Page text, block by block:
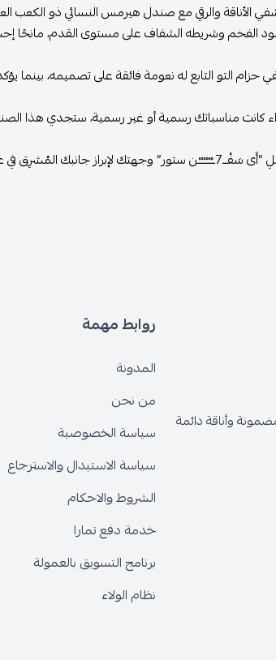
الأناقة والرقي مع صندل هيرمس النسائي ذو الكعب
الفخم وشريطه الشفاف على مستوى القدم، مانحًا
حزام التو التابع له نعومة فائقة على تصميمه،
كانت مناسباتك رسمية أو غير رسمية، ستجدي هذا
ستور” وجهتك لإبراز جانبك المُشرِق في عالَم الموضَة.
وأناقة دائمة
روابط مهمة
المدونة
من نحن
سياسة الخصوصية
سياسة الاستبدال والاسترجاع
الشروط والاحكام
خدمة دفع تمارا
برنامج التسويق بالعمولة
نظام الولاء